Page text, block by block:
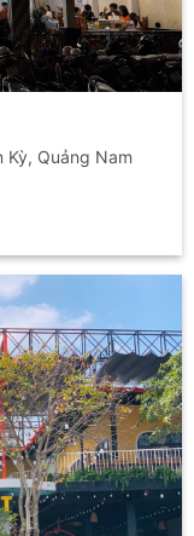
Quảng Nam